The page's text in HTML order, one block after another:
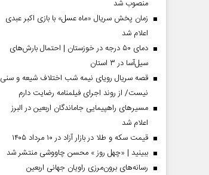
منصوب شد
زمان پخش سریال «ماه عسل» با بازی اکبر عبدی
اعلام شد
دمای ۵۰ درجه در خوزستان | احتمال بارش‌های
سیل‌آسا در ۳ استان
قصه سریال رویای نیمه شب اختلاف شیعه و سنی
نیست/ از روند اجرای فیلمنامه رضایت دارم
مسیر‌های راهپیمایی جاماندگان اربعین در البرز
اعلام شد
قیمت سکه و طلا در بازار آزاد در ۱۰ مرداد ۱۴۰۵
ببینید | «چهل روز » محسن چاووشی منتشر شد
رسانه‌های برون‌مرزی راویان جهانی اربعین
صفحات نخست روزنامه ها‌ی‌سه‌شنبه ۶ مردادماه